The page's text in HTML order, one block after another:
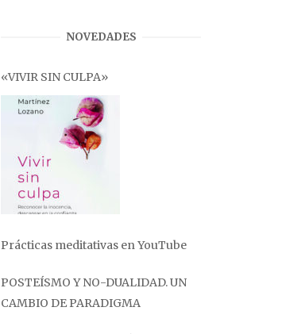
NOVEDADES
«VIVIR SIN CULPA»
Prácticas meditativas en YouTube
POSTEÍSMO Y NO-DUALIDAD. UN
CAMBIO DE PARADIGMA